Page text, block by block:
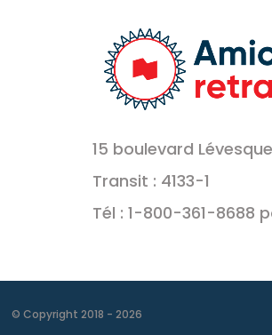
15 boulevard
Transit : 4133-1
Tél : 1-800-361-8688
© Copyright 2018 - 2026